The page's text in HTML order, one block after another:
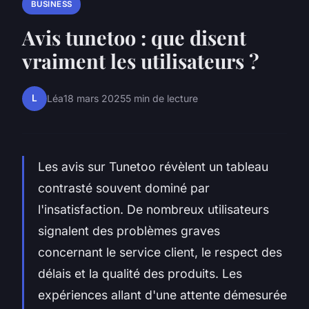
BUSINESS
Avis tunetoo : que disent
vraiment les utilisateurs ?
L Léa18 mars 20255 min de lecture
Les avis sur Tunetoo révèlent un tableau
contrasté souvent dominé par
l'insatisfaction. De nombreux utilisateurs
signalent des problèmes graves
concernant le service client, le respect des
délais et la qualité des produits. Les
expériences allant d'une attente démesurée